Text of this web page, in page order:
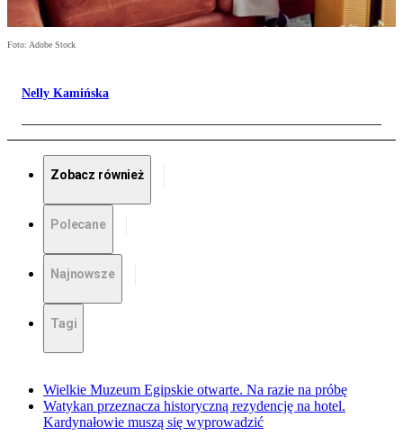
Foto: Adobe Stock
Nelly Kamińska
Zobacz również
Polecane
Najnowsze
Tagi
Wielkie Muzeum Egipskie otwarte. Na razie na próbę
Watykan przeznacza historyczną rezydencję na hotel.
Kardynałowie muszą się wyprowadzić